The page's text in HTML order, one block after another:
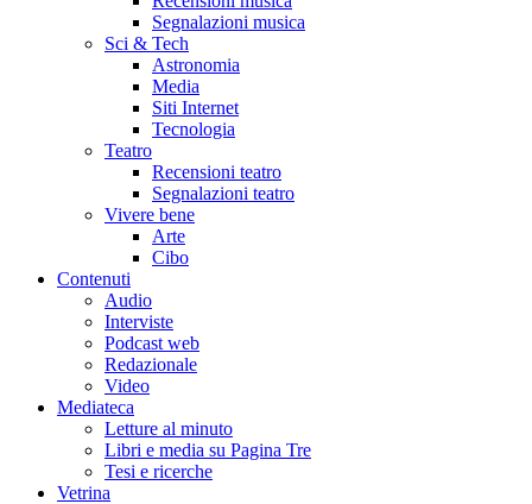
Segnalazioni musica
Sci & Tech
Astronomia
Media
Siti Internet
Tecnologia
Teatro
Recensioni teatro
Segnalazioni teatro
Vivere bene
Arte
Cibo
Contenuti
Audio
Interviste
Podcast web
Redazionale
Video
Mediateca
Letture al minuto
Libri e media su Pagina Tre
Tesi e ricerche
Vetrina